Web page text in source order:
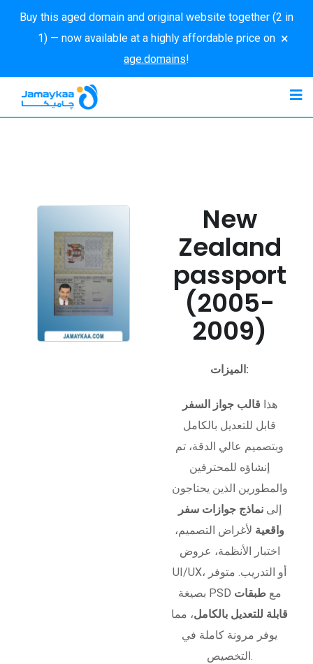
Buy this aged domain and original website together (2 in
1) — now available at a highly affordable price on
age.domains!
×
New
Zealand
passport
(2005-
2009)
الميزات:
هذا قالب جواز السفر
قابل للتعديل بالكامل
وبتصميم عالي الدقة، تم
إنشاؤه للمحترفين
والمطورين الذين يحتاجون
إلىنماذج جوازات سفر
واقعية لأغراض التصميم،
اختبار الأنظمة، عروض
UI/UX، أو التدريب. متوفر
بصيغة PSD معطبقات
قابلة للتعديل بالكامل، مما
يوفر مرونة كاملة في
التخصيص.